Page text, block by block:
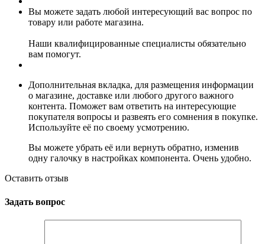
Вы можете задать любой интересующий вас вопрос по
товару или работе магазина.
Наши квалифицированные специалисты обязательно
вам помогут.
Дополнительная вкладка, для размещения информации
о магазине, доставке или любого другого важного
контента. Поможет вам ответить на интересующие
покупателя вопросы и развеять его сомнения в покупке.
Используйте её по своему усмотрению.
Вы можете убрать её или вернуть обратно, изменив
одну галочку в настройках компонента. Очень удобно.
Оставить отзыв
Задать вопрос